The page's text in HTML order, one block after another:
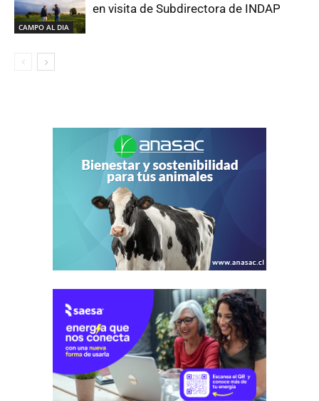
CAMPO AL DIA
en visita de Subdirectora de INDAP